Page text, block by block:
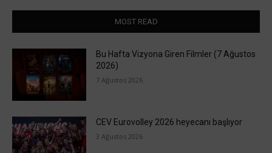
MOST READ
Bu Hafta Vizyona Giren Filmler (7 Ağustos
2026)
7 Ağustos 2026
CEV Eurovolley 2026 heyecanı başlıyor
3 Ağustos 2026